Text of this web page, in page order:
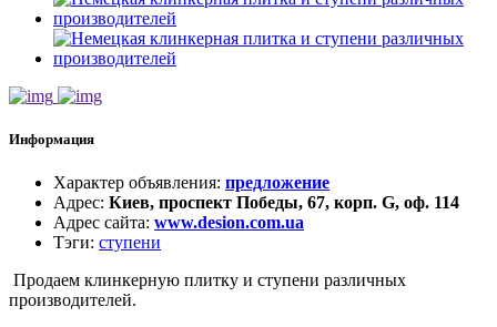
Информация
Характер объявления: предложение
Адрес: Киев, проспект Победы, 67, корп. G, оф. 114
Адрес сайта: www.desion.com.ua
Тэги: ступени
Продаем клинкерную плитку и ступени различных
производителей.